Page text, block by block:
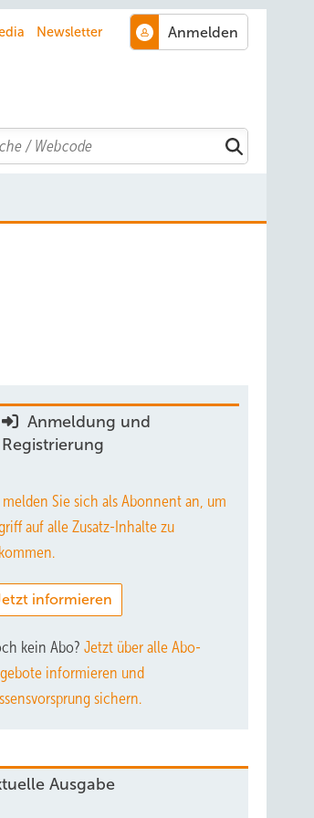
Newsletter
Anmeldung und
Registrierung
melden Sie sich als Abonnent an, um
auf alle Zusatz-Inhalte zu
informieren
kein Abo? Jetzt über alle Abo-
informieren und
sichern.
Ausgabe